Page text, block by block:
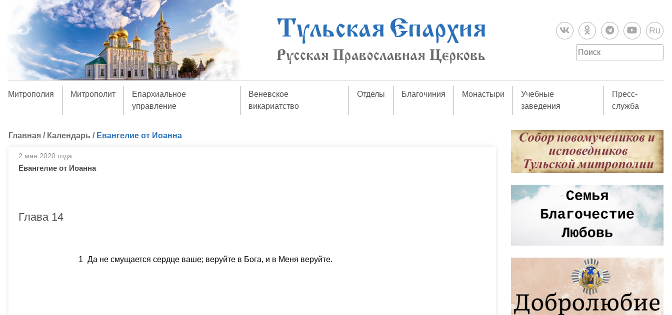
Ru
Митрополия Митрополит
Епархиальное
управление
Веневское
викариатство
Отделы Благочиния Монастыри
Учебные
заведения
Пресс-
служба
Главная / Календарь / Евангелие от Иоанна
2 мая 2020 года.
Евангелие от Иоанна
Глава 14
1 Да не смущается сердце ваше; веруйте в Бога, и в Меня веруйте.